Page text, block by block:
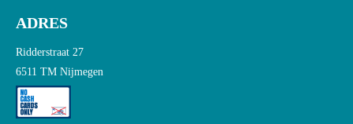
ADRES
Ridderstraat 27
6511 TM Nijmegen